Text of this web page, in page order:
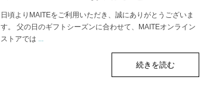
日頃よりMAITEをご利用いただき、誠にありがとうございま
す。 父の日のギフトシーズンに合わせて、MAITEオンライン
ストアでは ...
続きを読む